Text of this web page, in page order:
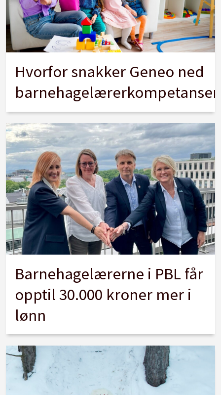
Hvorfor snakker Geneo ned
Barnehagelærerne i PBL får
opptil 30.000 kroner mer i
lønn